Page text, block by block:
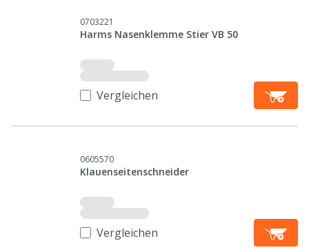
0703221
Harms Nasenklemme Stier VB 50
Vergleichen
0605570
Klauenseitenschneider
Vergleichen